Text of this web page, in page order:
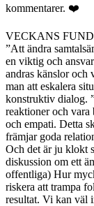
kommentarer. ❤️
VECKANS
”Att ändra
en viktig och
andras känslor och
man att eskalera
konstruktiv dialog.
reaktioner och vara
och empati. Detta
främjar goda
Och det är ju klokt
diskussion om ett
offentliga) Hur
riskera att trampa
resultat. Vi kan väl